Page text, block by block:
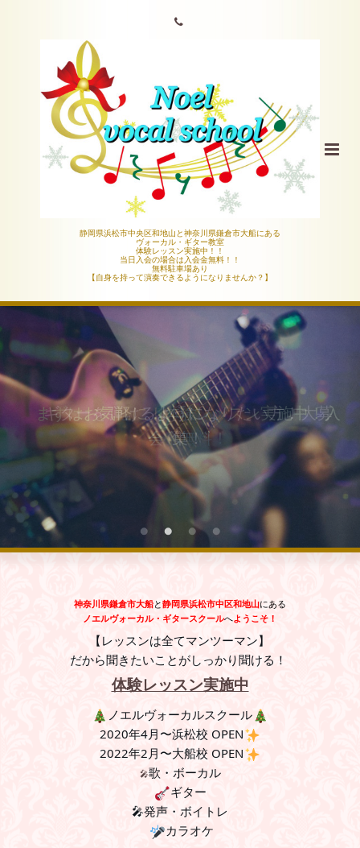
静岡県浜松市中央区和地山と神奈川県鎌倉市大船にある
ヴォーカル・ギター教室
体験レッスン実施中！！
当日入会の場合は入会金無料！！
無料駐車場あり
【自身を持って演奏できるようになりませんか？】
まずはお気軽に！体験レッスン実施中！入
会金無料！
ギターを弾けるようになりたい方！大募
集！
神奈川県鎌倉市大船と静岡県浜松市中区和地山にある
ノエルヴォーカル・ギタースクールへようこそ！
【レッスンは全てマンツーマン】
だから聞きたいことがしっかり聞ける！
体験レッスン実施中
ノエルヴォーカルスクール
2020年4月〜浜松校 OPEN
2022年2月〜大船校 OPEN
🎤歌・ボーカル
ギター
🎤発声・ボイトレ
カラオケ